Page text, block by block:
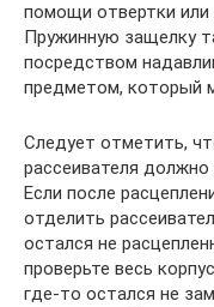
помощи отвертки или
Пружинную защелку
посредством
предметом, который
Следует отметить,
рассеивателя
Если после
отделить
остался не
проверьте весь
где-то остался не